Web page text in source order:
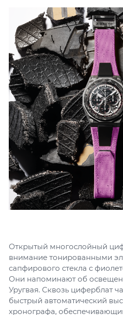
Открытый многослойный
внимание тонированными
сапфирового стекла с
Они напоминают об
Уругвая. Сквозь циферблат
быстрый автоматический
хронографа,